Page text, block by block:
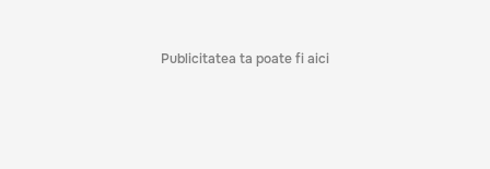
Publicitatea ta poate fi aici